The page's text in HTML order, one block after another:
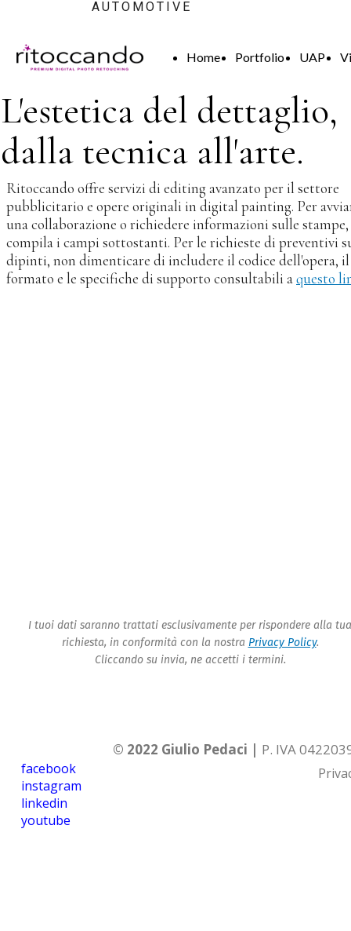
AUTOMOTIVE
© 2022 Giulio Pedaci | P. IVA
facebook
instagram
linkedin
youtube
Home Portfolio UAP
L'estetica del dettaglio,
dalla tecnica all'arte.
Ritoccando offre servizi di editing avanzato per il settore
pubblicitario e opere originali in digital painting. Per
una collaborazione o richiedere informazioni sulle stampe,
compila i campi sottostanti. Per le richieste di preventivi
dipinti, non dimenticare di includere il codice dell'opera, il
formato e le specifiche di supporto consultabili aquesto
I tuoi dati saranno trattati esclusivamente per rispondere alla tua
richiesta, in conformità con la nostra Privacy Policy.
Cliccando su invia, ne accetti i termini.